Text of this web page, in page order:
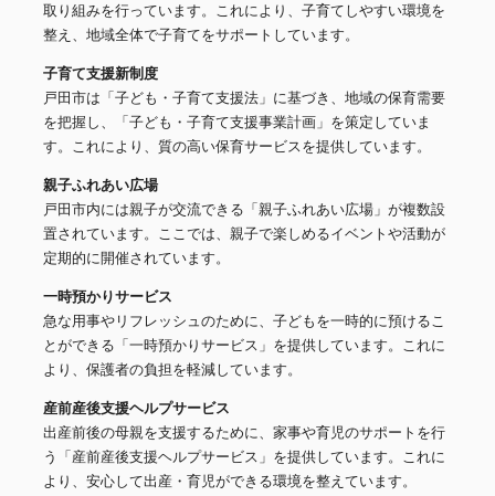
取り組みを行っています。これにより、子育てしやすい環境を
整え、地域全体で子育てをサポートしています。
子育て支援新制度
戸田市は「子ども・子育て支援法」に基づき、地域の保育需要
を把握し、「子ども・子育て支援事業計画」を策定していま
す。これにより、質の高い保育サービスを提供しています。
親子ふれあい広場
戸田市内には親子が交流できる「親子ふれあい広場」が複数設
置されています。ここでは、親子で楽しめるイベントや活動が
定期的に開催されています。
一時預かりサービス
急な用事やリフレッシュのために、子どもを一時的に預けるこ
とができる「一時預かりサービス」を提供しています。これに
より、保護者の負担を軽減しています。
産前産後支援ヘルプサービス
出産前後の母親を支援するために、家事や育児のサポートを行
う「産前産後支援ヘルプサービス」を提供しています。これに
より、安心して出産・育児ができる環境を整えています。